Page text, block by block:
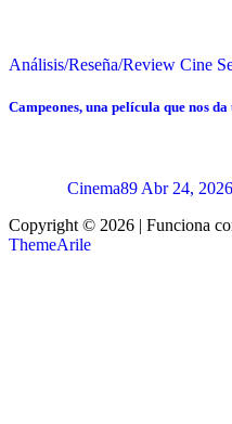
Análisis/Reseña/Review Cine
Campeones, una película que nos
Cinema89 Abr 24, 2026
Copyright © 2026 | Funciona
ThemeArile